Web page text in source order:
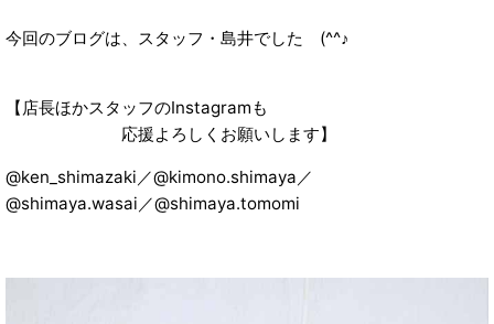
今回のブログは、スタッフ・島井でした (^^♪
【店長ほかスタッフのInstagramも
応援よろしくお願いします】
@ken_shimazaki／@kimono.shimaya／
@shimaya.wasai／@shimaya.tomomi